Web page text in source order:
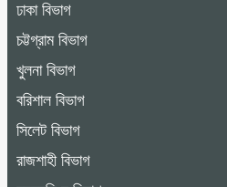
ঢাকা বিভাগ
চট্টগ্রাম বিভাগ
খুলনা বিভাগ
বরিশাল বিভাগ
সিলেট বিভাগ
রাজশাহী বিভাগ